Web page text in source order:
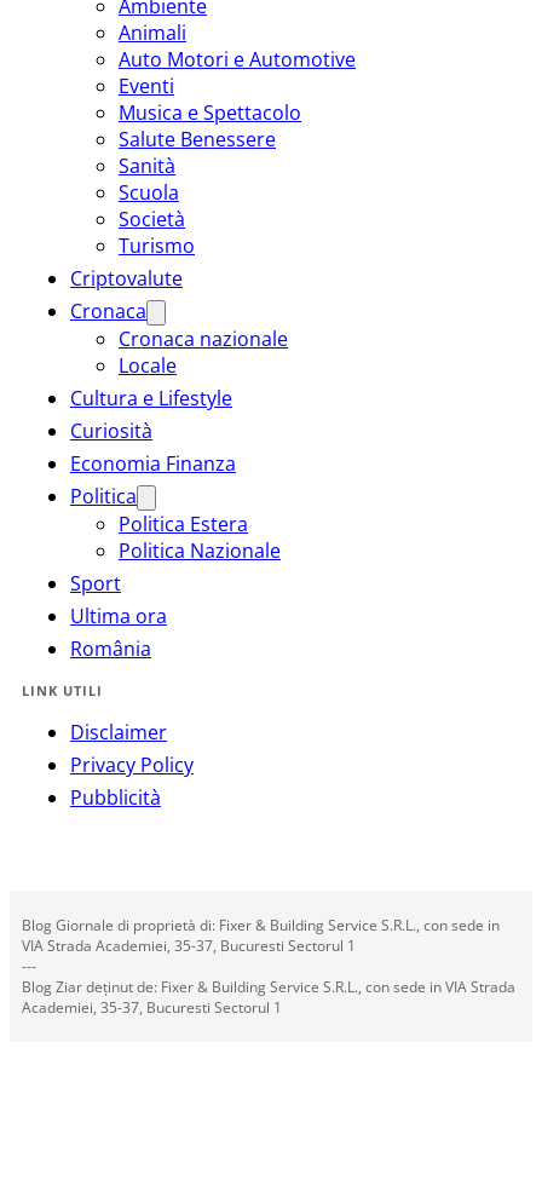
Ambiente
Animali
Auto Motori e Automotive
Eventi
Musica e Spettacolo
Salute Benessere
Sanità
Scuola
Società
Turismo
Criptovalute
Cronaca
Cronaca nazionale
Locale
Cultura e Lifestyle
Curiosità
Economia Finanza
Politica
Politica Estera
Politica Nazionale
Sport
Ultima ora
România
LINK UTILI
Disclaimer
Privacy Policy
Pubblicità
Blog Giornale di proprietà di: Fixer & Building Service S.R.L., con sede in
VIA Strada Academiei, 35-37, Bucuresti Sectorul 1
---
Blog Ziar deținut de: Fixer & Building Service S.R.L., con sede in VIA Strada
Academiei, 35-37, Bucuresti Sectorul 1